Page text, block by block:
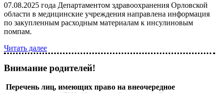
07.08.2025 года Департаментом здравоохранения Орловской
области в медицинские учреждения направлена информация
по закупленным расходным материалам к инсулиновым
помпам.
Читать далее
Внимание родителей!
Перечень лиц, имеющих право на внеочередное